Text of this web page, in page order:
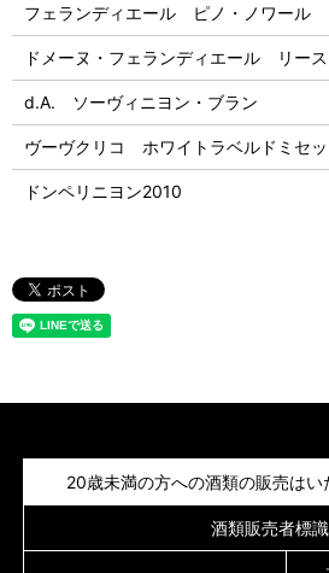
フェランディエール ピノ・ノワール
ドメーヌ・フェランディエール リー
d.A. ソーヴィニヨン・ブラン
ヴーヴクリコ ホワイトラベルドミセッ
ドンペリニヨン2010
20歳未満の方への酒類の販売はい
酒類販売者標識